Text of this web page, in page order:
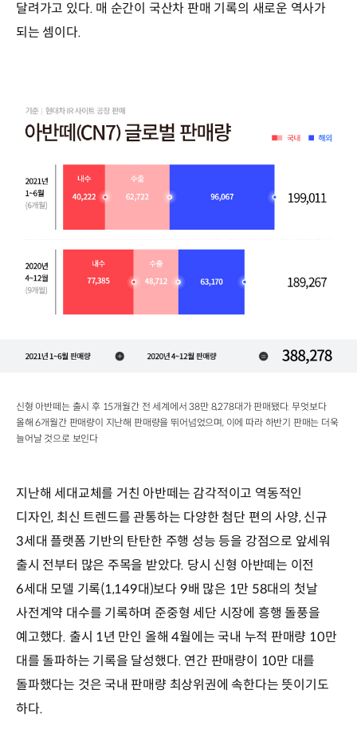
달려가고 있다. 매 순간이 국산차 판매 기록의 새로운 역사가
되는 셈이다.
신형 아반떼는 출시 후 15개월간 전 세계에서 38만 8,278대가 판매됐다. 무엇보다
올해 6개월간 판매량이 지난해 판매량을 뛰어넘었으며, 이에 따라 하반기 판매는 더욱
늘어날 것으로 보인다
지난해 세대교체를 거친 아반떼는 감각적이고 역동적인
디자인, 최신 트렌드를 관통하는 다양한 첨단 편의 사양, 신규
3세대 플랫폼 기반의 탄탄한 주행 성능 등을 강점으로 앞세워
출시 전부터 많은 주목을 받았다. 당시 신형 아반떼는 이전
6세대 모델 기록(1,149대)보다 9배 많은 1만 58대의 첫날
사전계약 대수를 기록하며 준중형 세단 시장에 흥행 돌풍을
예고했다. 출시 1년 만인 올해 4월에는 국내 누적 판매량 10만
대를 돌파하는 기록을 달성했다. 연간 판매량이 10만 대를
돌파했다는 것은 국내 판매량 최상위권에 속한다는 뜻이기도
하다.